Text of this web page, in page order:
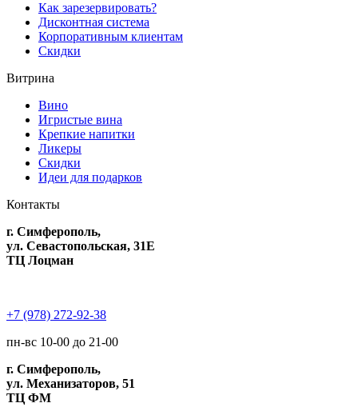
Как зарезервировать?
Дисконтная система
Корпоративным клиентам
Скидки
Витрина
Вино
Игристые вина
Крепкие напитки
Ликеры
Скидки
Идеи для подарков
Контакты
г. Симферополь,
ул. Севастопольская, 31Е
ТЦ Лоцман
+7 (978) 272-92-38
пн-вс 10-00 до 21-00
г. Симферополь,
ул. Механизаторов, 51
ТЦ ФМ